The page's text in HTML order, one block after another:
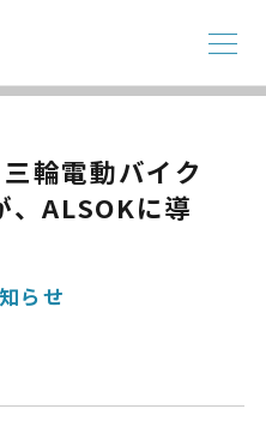
輪電動バイク
、ALSOKに導
らせ